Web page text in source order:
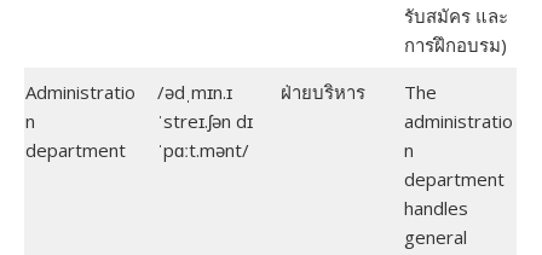
รับสมัคร และ
การฝึกอบรม)
Administratio
n
department
/ədˌmɪn.ɪ
ˈstreɪ.ʃən dɪ
ˈpɑːt.mənt/
ฝ่ายบริหาร
The
administratio
n
department
handles
general